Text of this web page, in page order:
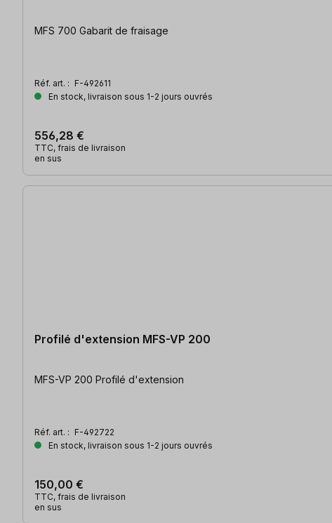
MFS 700 Gabarit de fraisage
Réf. art. : F-492611
En stock, livraison sous 1-2 jours ouvrés
556,28 €
TTC, frais de livraison
en sus
Profilé d'extension MFS-VP 200
MFS-VP 200 Profilé d'extension
Réf. art. : F-492722
En stock, livraison sous 1-2 jours ouvrés
150,00 €
TTC, frais de livraison
en sus